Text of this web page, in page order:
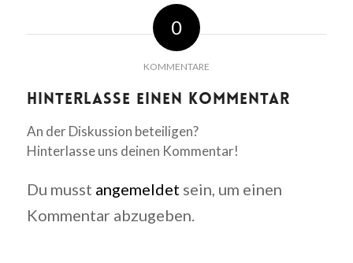
0
KOMMENTARE
Hinterlasse einen Kommentar
An der Diskussion beteiligen?
Hinterlasse uns deinen Kommentar!
Du musst angemeldet sein, um einen
Kommentar abzugeben.